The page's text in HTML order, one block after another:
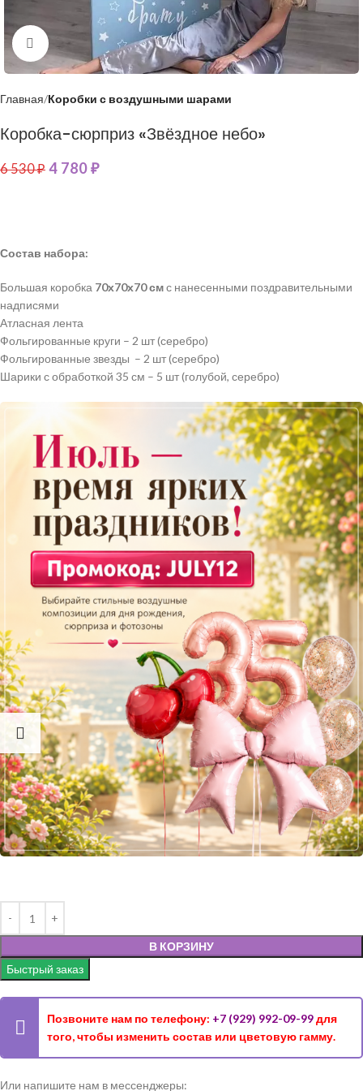
Нажмите, чтобы увеличить
Главная Коробки с воздушными шарами
Коробка-сюрприз «Звёздное небо»
6 530₽ 4 780₽
Состав набора:
Большая коробка 70х70х70 смс нанесенными поздравительными
надписями
Атласная лента
Фольгированные круги – 2 шт (серебро)
Фольгированные звезды – 2 шт (серебро)
Шарики с обработкой 35 см – 5 шт (голубой, серебро)
В КОРЗИНУ
Быстрый заказ
Позвоните нам по телефону: +7 (929) 992-09-99для
того, чтобы изменить состав или цветовую гамму.
Или напишите нам в мессенджеры: